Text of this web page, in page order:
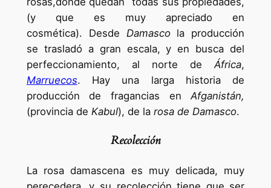
(y que es muy apreciado en
cosmética). Desde Damascola producción
se trasladó a gran escala, y en busca del
perfeccionamiento, al norte deÁfrica,
Marruecos. Hay una larga historia de
producción de fragancias enAfganistán,
(provincia de Kabul), de la rosa de Damasco.
Recolección
La rosa damascena es muy delicada, muy